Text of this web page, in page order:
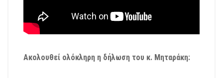
Ακολουθεί ολόκληρη η δήλωση του κ. Μηταράκη: